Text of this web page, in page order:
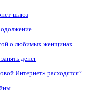
шлюз
о любимых женщинах
денег
Интернет» расходятся?